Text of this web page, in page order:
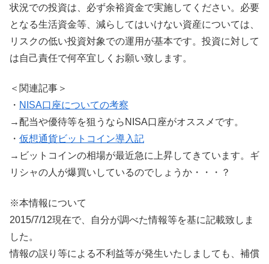
状況での投資は、必ず余裕資金で実施してください。必要
となる生活資金等、減らしてはいけない資産については、
リスクの低い投資対象での運用が基本です。投資に対して
は自己責任で何卒宜しくお願い致します。
＜関連記事＞
・ NISA口座についての考察
→配当や優待等を狙うならNISA口座がオススメです。
・ 仮想通貨ビットコイン導入記
→ビットコインの相場が最近急に上昇してきています。ギ
リシャの人が爆買いしているのでしょうか・・・？
※本情報について
2015/7/12現在で、自分が調べた情報等を基に記載致しま
した。
情報の誤り等による不利益等が発生いたしましても、補償